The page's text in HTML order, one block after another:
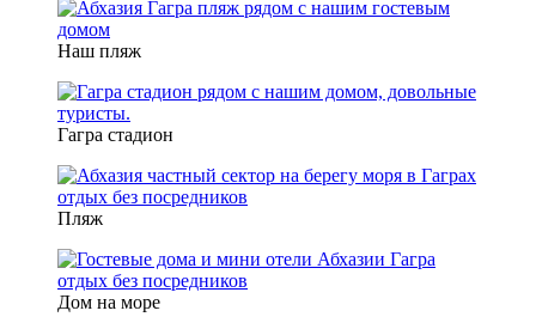
Наш пляж
Гагра стадион
Пляж
Дом на море